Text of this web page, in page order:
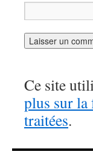
Ce site
plus sur la
traitées.